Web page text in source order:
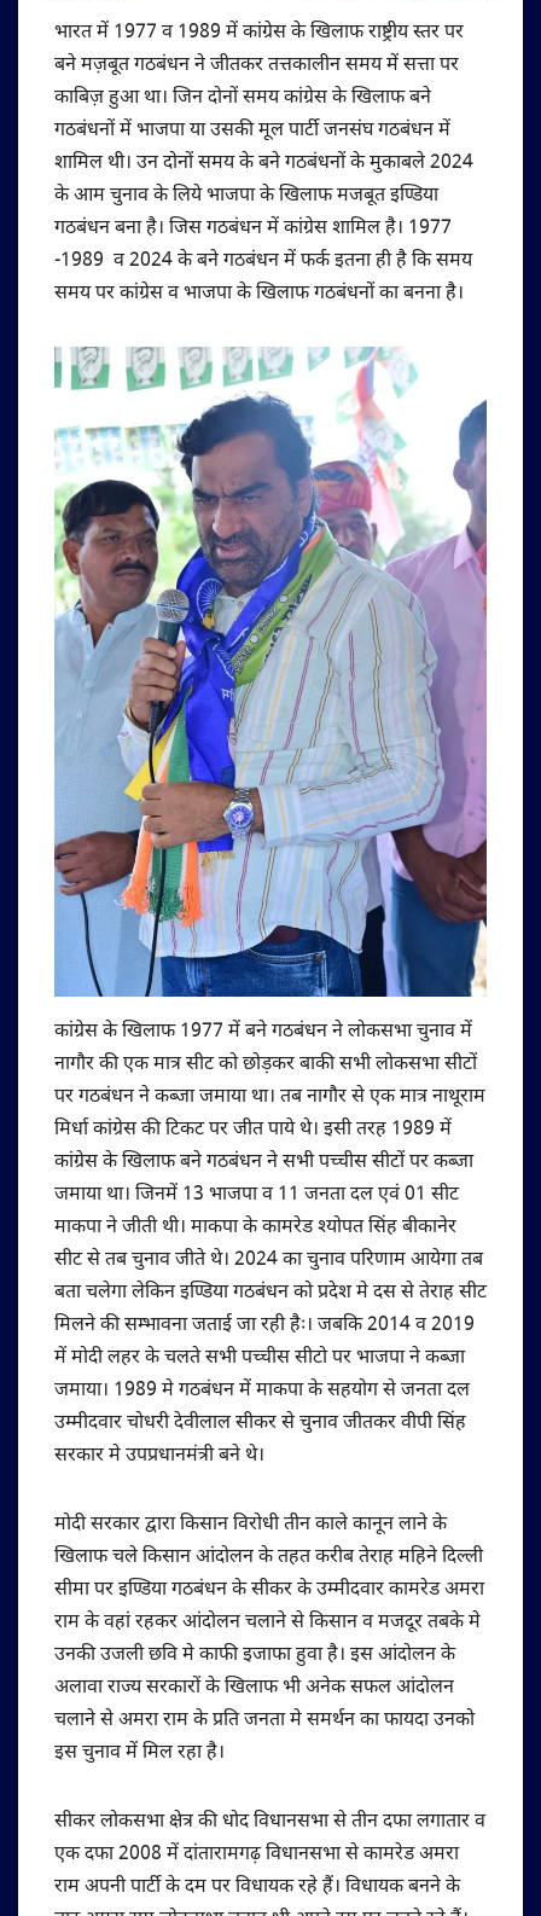
भारत में 1977 व 1989 में कांग्रेस के खिलाफ राष्ट्रीय स्तर पर
बने मज़बूत गठबंधन ने जीतकर तत्तकालीन समय में सत्ता पर
काबिज़ हुआ था। जिन दोनों समय कांग्रेस के खिलाफ बने
गठबंधनों में भाजपा या उसकी मूल पार्टी जनसंघ गठबंधन में
शामिल थी। उन दोनों समय के बने गठबंधनों के मुकाबले 2024
के आम चुनाव के लिये भाजपा के खिलाफ मजबूत इण्डिया
गठबंधन बना है। जिस गठबंधन में कांग्रेस शामिल है। 1977
-1989 व 2024 के बने गठबंधन में फर्क इतना ही है कि समय
समय पर कांग्रेस व भाजपा के खिलाफ गठबंधनों का बनना है।
कांग्रेस के खिलाफ 1977 में बने गठबंधन ने लोकसभा चुनाव में
नागौर की एक मात्र सीट को छोड़कर बाकी सभी लोकसभा सीटों
पर गठबंधन ने कब्जा जमाया था। तब नागौर से एक मात्र नाथूराम
मिर्धा कांग्रेस की टिकट पर जीत पाये थे। इसी तरह 1989 में
कांग्रेस के खिलाफ बने गठबंधन ने सभी पच्चीस सीटों पर कब्जा
जमाया था। जिनमें 13 भाजपा व 11 जनता दल एवं 01 सीट
माकपा ने जीती थी। माकपा के कामरेड श्योपत सिंह बीकानेर
सीट से तब चुनाव जीते थे। 2024 का चुनाव परिणाम आयेगा तब
बता चलेगा लेकिन इण्डिया गठबंधन को प्रदेश मे दस से तेराह सीट
मिलने की सम्भावना जताई जा रही हैः। जबकि 2014 व 2019
में मोदी लहर के चलते सभी पच्चीस सीटो पर भाजपा ने कब्जा
जमाया। 1989 मे गठबंधन में माकपा के सहयोग से जनता दल
उम्मीदवार चोधरी देवीलाल सीकर से चुनाव जीतकर वीपी सिंह
सरकार मे उपप्रधानमंत्री बने थे।
मोदी सरकार द्वारा किसान विरोधी तीन काले कानून लाने के
खिलाफ चले किसान आंदोलन के तहत करीब तेराह महिने दिल्ली
सीमा पर इण्डिया गठबंधन के सीकर के उम्मीदवार कामरेड अमरा
राम के वहां रहकर आंदोलन चलाने से किसान व मजदूर तबके मे
उनकी उजली छवि मे काफी इजाफा हुवा है। इस आंदोलन के
अलावा राज्य सरकारों के खिलाफ भी अनेक सफल आंदोलन
चलाने से अमरा राम के प्रति जनता मे समर्थन का फायदा उनको
इस चुनाव में मिल रहा है।
सीकर लोकसभा क्षेत्र की धोद विधानसभा से तीन दफा लगातार व
एक दफा 2008 में दांतारामगढ़ विधानसभा से कामरेड अमरा
राम अपनी पार्टी के दम पर विधायक रहे हैं। विधायक बनने के